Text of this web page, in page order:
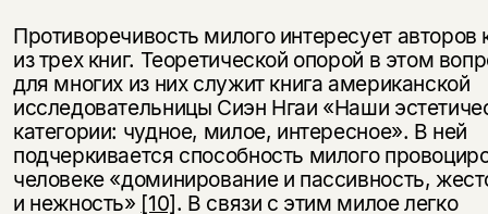
Противоречивость милого интересует авторов
из трех книг. Теоретической опорой в этом
для многих из них служит книга американской
исследовательницы Сиэн Нгаи «Наши
категории: чудное, милое, интересное». В ней
подчеркивается способность милого
человеке «доминирование и пассивность,
и нежность» [10]. В связи с этим милое легко